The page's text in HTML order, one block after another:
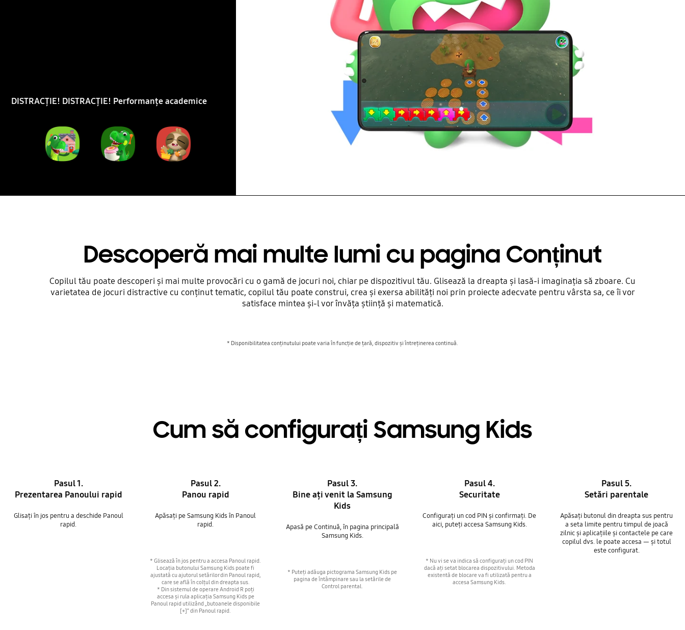
DISTRACȚIE! DISTRACȚIE! Performanțe academice
Descoperă mai multe lumi cu pagina Conținut
Copilul tău poate descoperi și mai multe provocări cu o gamă de jocuri noi, chiar pe dispozitivul tău. Glisează la dreapta și lasă-i imaginația să zboare. Cu
varietatea de jocuri distractive cu conținut tematic, copilul tău poate construi, crea și exersa abilități noi prin proiecte adecvate pentru vârsta sa, ce îi vor
satisface mintea și-l vor învăța știință și matematică.
* Disponibilitatea conținutului poate varia în funcție de țară, dispozitiv și întreținerea continuă.
Cum să configurați Samsung Kids
Pasul 1.
Prezentarea Panoului rapid
Glisați în jos pentru a deschide Panoul
rapid.
Pasul 2.
Panou rapid
Apăsați pe Samsung Kids în Panoul
rapid.
* Glisează în jos pentru a accesa Panoul rapid.
Locația butonului Samsung Kids poate fi
ajustată cu ajutorul setărilor din Panoul rapid,
care se află în colțul din dreapta sus.
* Din sistemul de operare Android R poți
accesa și rula aplicația Samsung Kids pe
Panoul rapid utilizând „butoanele disponibile
[+]” din Panoul rapid.
Pasul 3.
Bine ați venit la Samsung
Kids
Apasă pe Continuă, în pagina principală
Samsung Kids.
* Puteți adăuga pictograma Samsung Kids pe
pagina de întâmpinare sau la setările de
Control parental.
Pasul 4.
Securitate
Configurați un cod PIN și confirmați. De
aici, puteți accesa Samsung Kids.
* Nu vi se va indica să configurați un cod PIN
dacă ați setat blocarea dispozitivului. Metoda
existentă de blocare va fi utilizată pentru a
accesa Samsung Kids.
Pasul 5.
Setări parentale
Apăsați butonul din dreapta sus pentru
a seta limite pentru timpul de joacă
zilnic și aplicațiile și contactele pe care
copilul dvs. le poate accesa — și totul
este configurat.